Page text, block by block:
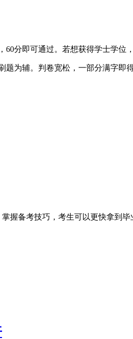
分即可通过。若想获得学士学位
为辅。判卷宽松，一部分满字即
握备考技巧，考生可以更快拿到